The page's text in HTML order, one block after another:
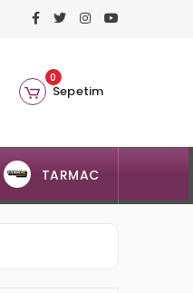
0
Sepetim
TARMAC